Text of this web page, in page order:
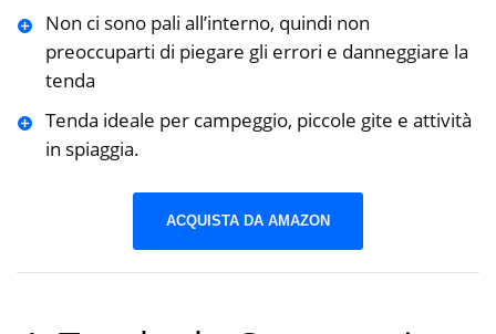
Non ci sono pali all’interno, quindi non
preoccuparti di piegare gli errori e danneggiare la
tenda
Tenda ideale per campeggio, piccole gite e attività
in spiaggia.
ACQUISTA DA AMAZON